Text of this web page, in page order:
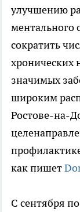
улучшению
ментального
сократить
хронических
значимых
широким
Ростове-на-
как пишет
С сентября